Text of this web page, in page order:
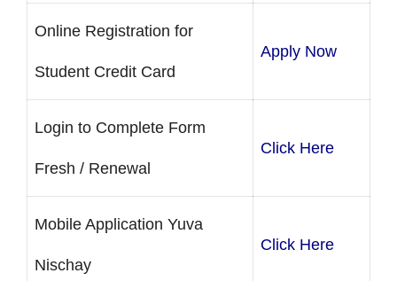
Online Registration for
Student Credit Card
Apply Now
Login to Complete Form
Fresh / Renewal
Click Here
Mobile Application Yuva
Nischay
Click Here